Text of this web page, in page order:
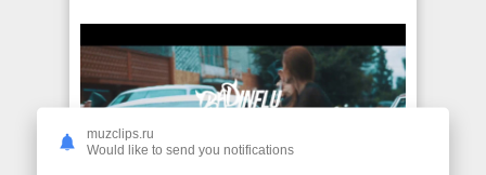
muzclips.ru
Would like to send you notifications